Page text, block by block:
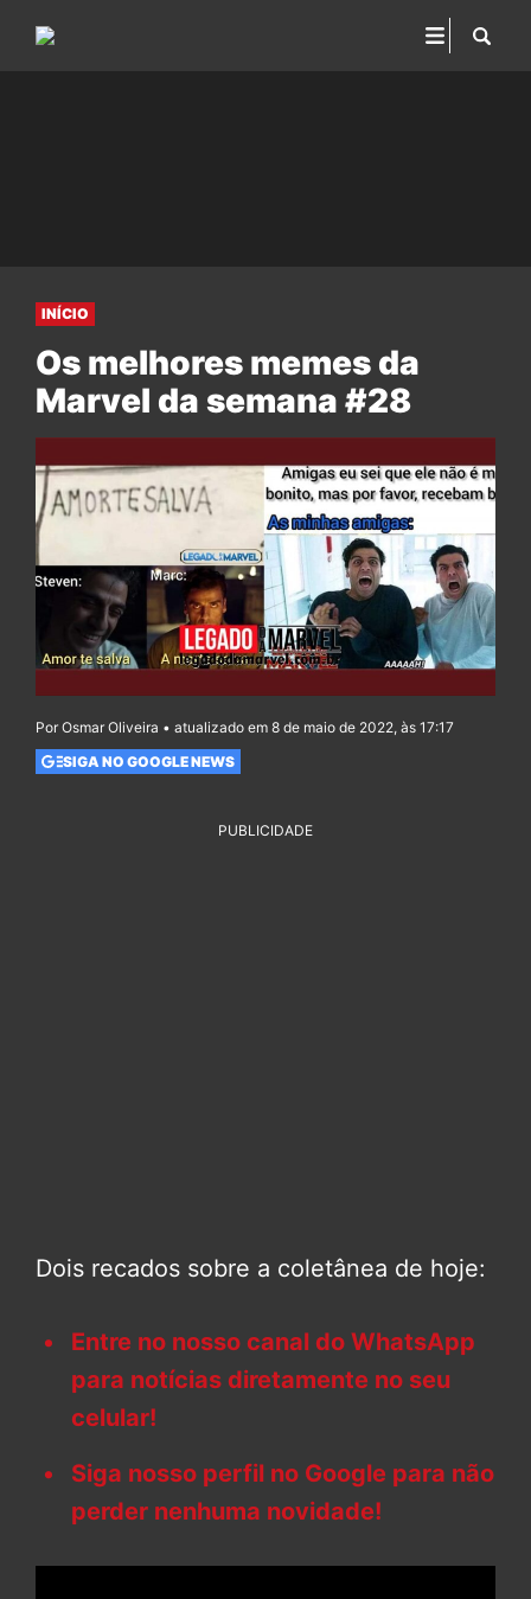
INÍCIO
Os melhores memes da
Marvel da semana #28
Por Osmar Oliveira • atualizado em 8 de maio de 2022, às 17:17
SIGA NO GOOGLE NEWS
PUBLICIDADE
Dois recados sobre a coletânea de hoje:
Entre no nosso canal do WhatsApp
para notícias diretamente no seu
celular!
Siga nosso perfil no Google para não
perder nenhuma novidade!